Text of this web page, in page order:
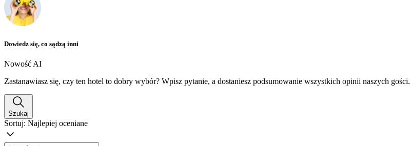
Dowiedz się, co sądzą inni
Nowość AI
Zastanawiasz się, czy ten hotel to dobry wybór? Wpisz pytanie, a dostaniesz podsumowanie wszystkich opinii naszych gości.
Szukaj
Sortuj: Najlepiej oceniane